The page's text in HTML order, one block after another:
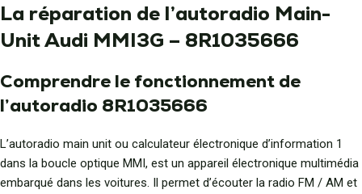
La réparation de l’autoradio Main-
Unit Audi MMI3G – 8R1035666
Comprendre le fonctionnement de
l’autoradio 8R1035666
L’autoradio main unit ou calculateur électronique d’information 1
dans la boucle optique MMI, est un appareil électronique multimédia
embarqué dans les voitures. Il permet d’écouter la radio FM / AM et